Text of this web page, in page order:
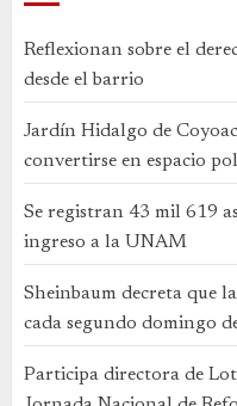
Reflexionan sobre el
desde el barrio
Jardín Hidalgo de
convertirse en espacio
Se registran 43 mil 619
ingreso a la UNAM
Sheinbaum decreta que
cada segundo domingo
Participa directora de